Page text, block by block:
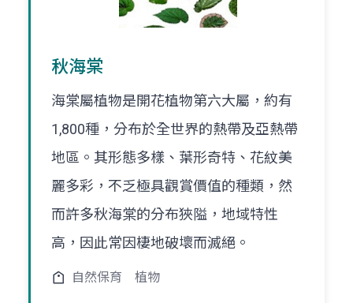
秋海棠
海棠屬植物是開花植物第六大屬，約有
1,800種，分布於全世界的熱帶及亞熱帶
地區。其形態多樣、葉形奇特、花紋美
麗多彩，不乏極具觀賞價值的種類，然
而許多秋海棠的分布狹隘，地域特性
高，因此常因棲地破壞而滅絕。
自然保育 植物